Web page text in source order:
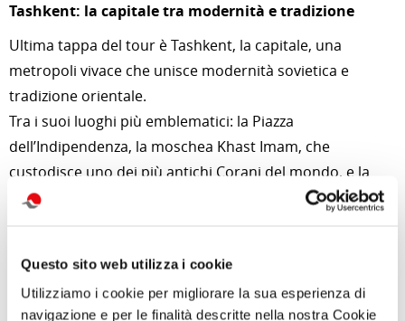
Questo sito web utilizza i cookie
Utilizziamo i cookie per migliorare la sua esperienza di
navigazione e per le finalità descritte nella nostra Cookie
Tashkent: la capitale tra modernità e tradizione
Ultima tappa del tour è Tashkent, la capitale, una
metropoli vivace che unisce modernità sovietica e
tradizione orientale.
Tra i suoi luoghi più emblematici: la Piazza
dell’Indipendenza, la moschea Khast Imam, che
custodisce uno dei più antichi Corani del mondo, e la
metropolitana artistica, famosa per le sue stazioni
dove il ritmo moderno convive con la gentilezza delle
persone e la spiritualità delle sue moschee.